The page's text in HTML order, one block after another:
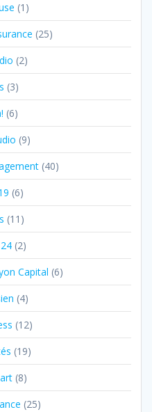
(1)
(25)
(2)
(3)
(6)
(9)
(40)
(6)
(11)
(2)
Capital (6)
(4)
(12)
(19)
(8)
(25)